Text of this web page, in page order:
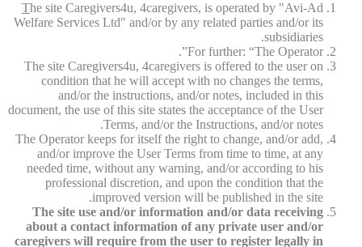
The site Caregivers4u, 4caregivers, is operated by "Avi-Ad
Welfare Services Ltd" and/or by any related parties and/or its
subsidiaries.
For further: “The Operator”.
The site Caregivers4u, 4caregivers is offered to the user on
condition that he will accept with no changes the terms,
and/or the instructions, and/or notes, included in this
document, the use of this site states the acceptance of the User
Terms, and/or the Instructions, and/or notes.
The Operator keeps for itself the right to change, and/or add,
and/or improve the User Terms from time to time, at any
needed time, without any warning, and/or according to his
professional discretion, and upon the condition that the
improved version will be published in the site.
The site use and/or information and/or data receiving
about a contact information of any private user and/or
caregivers will require from the user to register legally in